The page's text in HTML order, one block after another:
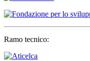
Ramo tecnico: